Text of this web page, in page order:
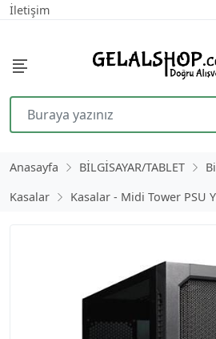
İletişim
Anasayfa BİLGİSAYAR/TABLET
Kasalar
Kasalar - Midi Tower PSU